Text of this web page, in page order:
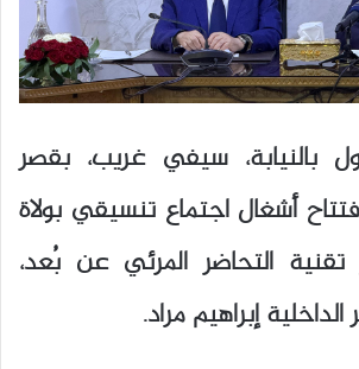
بالنيابة، سيفي غريب، بقصر
أشغال اجتماع تنسيقي بولاة
تقنية التحاضر المرئي عن بُعد،
إبراهيم مراد.